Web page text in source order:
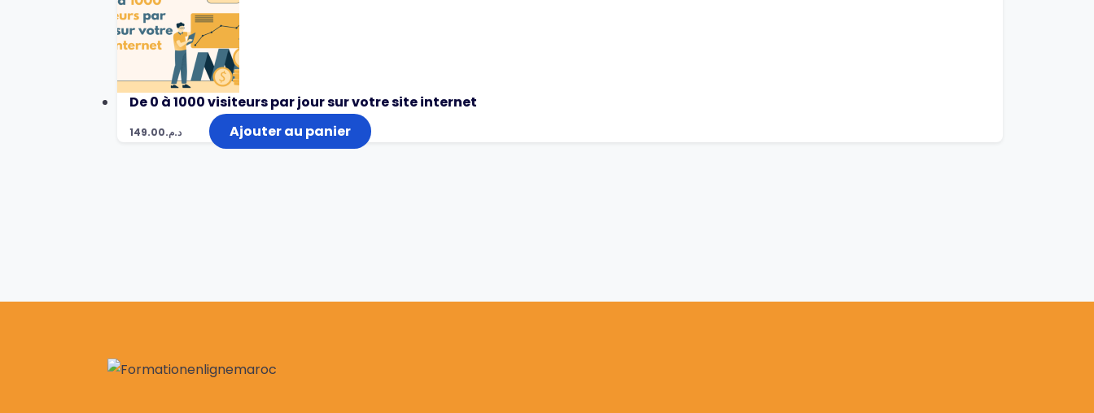
De 0 à 1000 visiteurs par jour sur votre site internet
د.م.149.00 Ajouter au panier